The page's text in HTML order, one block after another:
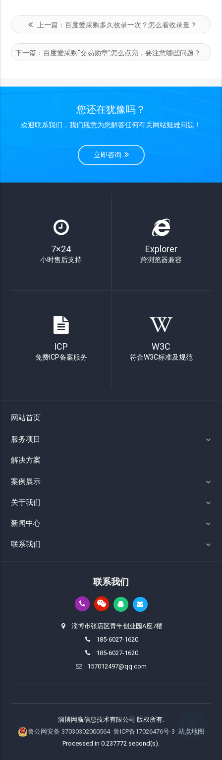
上一篇： 百度爱采购多久收录一次？怎么看收录量？
下一篇：百度爱采购“交易勋章”怎么点亮，要注意哪些问题？
您还在犹豫吗？
欢迎联系我们，我们愿意为您解答任何有关网站疑难问题！
立即咨询
7×24
小时售后支持
Explorer
跨浏览器兼容
ICP
免费ICP备案服务
W3C
符合W3C标准及规范
网站首页
服务项目
解决方案
案例展示
关于我们
新闻中心
联系我们
联系我们
淄博市张店区青年创业园A座7楼
185-6027-1620
185-6027-1620
157012497@qq.com
淄博网赢信息技术有限公司 版权所有.
鲁公网安备 37030302000564 鲁ICP备17026476号-3 站点地图
Processed in 0.237772 second(s).